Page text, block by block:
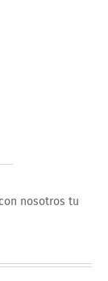
nosotros tu